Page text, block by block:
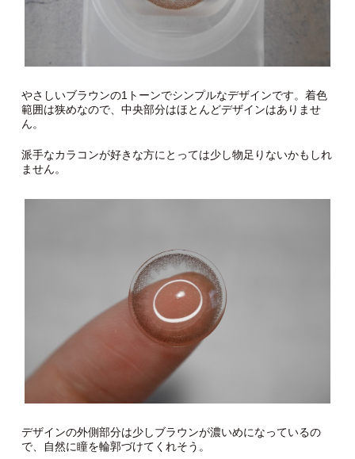
やさしいブラウンの1トーンでシンプルなデザインです。着色
範囲は狭めなので、中央部分はほとんどデザインはありませ
ん。
派手なカラコンが好きな方にとっては少し物足りないかもしれ
ません。
デザインの外側部分は少しブラウンが濃いめになっているの
で、自然に瞳を輪郭づけてくれそう。